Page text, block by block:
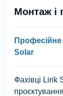
Монтаж і
Solar
Фахівці Lirik